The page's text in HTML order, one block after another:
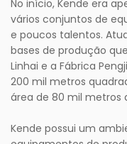
No início, Kende era
vários conjuntos de
e poucos talentos.
bases de produção
Linhai e a Fábrica
200 mil metros
área de 80 mil metros
Kende possui um